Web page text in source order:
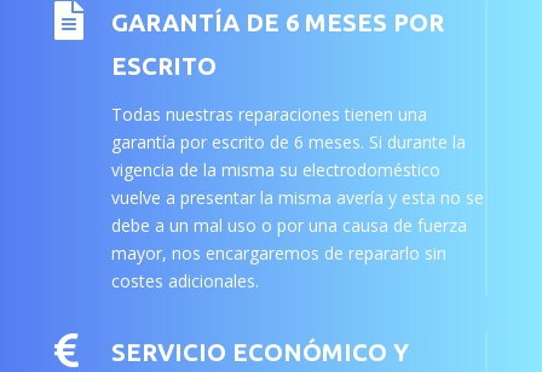

GARANTÍA DE 6 MESES POR
ESCRITO
Todas nuestras reparaciones tienen una
garantía por escrito de 6 meses. Si durante la
vigencia de la misma su electrodoméstico
vuelve a presentar la misma avería y esta no se
debe a un mal uso o por una causa de fuerza
mayor, nos encargaremos de repararlo sin
costes adicionales.

SERVICIO ECONÓMICO Y